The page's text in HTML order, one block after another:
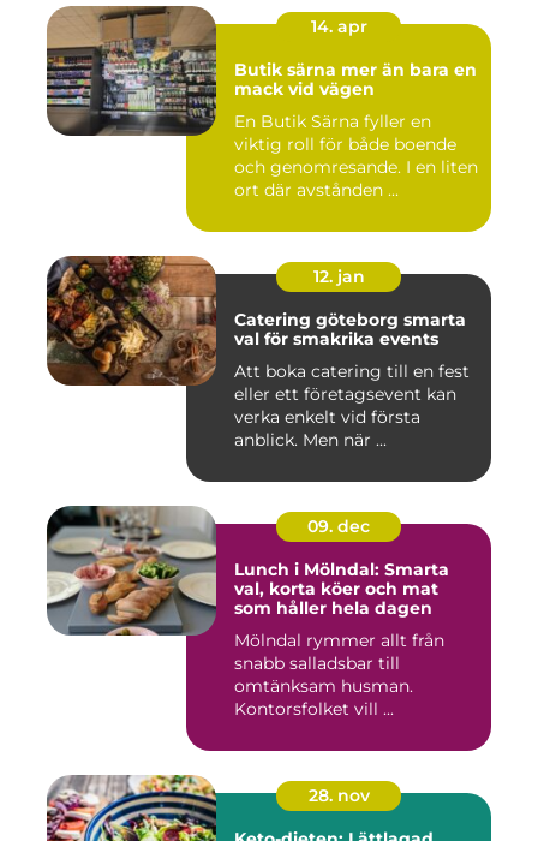
14. apr
Butik särna mer än bara en
mack vid vägen
En Butik Särna fyller en
viktig roll för både boende
och genomresande. I en liten
ort där avstånden ...
12. jan
Catering göteborg smarta
val för smakrika events
Att boka catering till en fest
eller ett företagsevent kan
verka enkelt vid första
anblick. Men när ...
09. dec
Lunch i Mölndal: Smarta
val, korta köer och mat
som håller hela dagen
Mölndal rymmer allt från
snabb salladsbar till
omtänksam husman.
Kontorsfolket vill ...
28. nov